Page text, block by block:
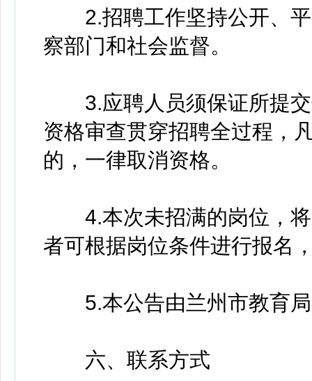
2.招聘工作坚持公开、平
察部门和社会监督。
3.应聘人员须保证所提交
资格审查贯穿招聘全过程，
的，一律取消资格。
4.本次未招满的岗位，将
者可根据岗位条件进行报名
5.本公告由兰州市教育局
六、联系方式